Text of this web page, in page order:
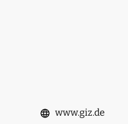
www.giz.de